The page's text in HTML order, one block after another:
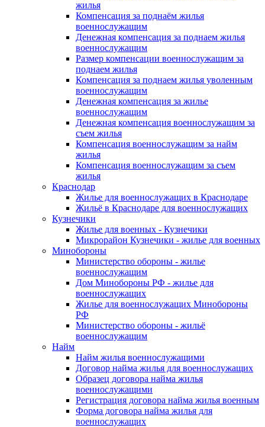
жилья
Компенсация за поднаём жилья
военнослужащим
Денежная компенсация за поднаем жилья
военнослужащим
Размер компенсации военнослужащим за
поднаем жилья
Компенсация за поднаем жилья уволенным
военнослужащим
Денежная компенсация за жилье
военнослужащим
Денежная компенсация военнослужащим за
съем жилья
Компенсация военнослужащим за найм
жилья
Компенсация военнослужащим за съем
жилья
Краснодар
Жилье для военнослужащих в Краснодаре
Жильё в Краснодаре для военнослужащих
Кузнечики
Жилье для военных - Кузнечики
Микрорайон Кузнечики - жилье для военных
Минобороны
Министерство обороны - жилье
военнослужащим
Дом Минобороны РФ - жилье для
военнослужащих
Жилье для военнослужащих Минобороны
РФ
Министерство обороны - жильё
военнослужащим
Найм
Найм жилья военнослужащими
Договор найма жилья для военнослужащих
Образец договора найма жилья
военнослужащими
Регистрация договора найма жилья военным
Форма договора найма жилья для
военнослужащих